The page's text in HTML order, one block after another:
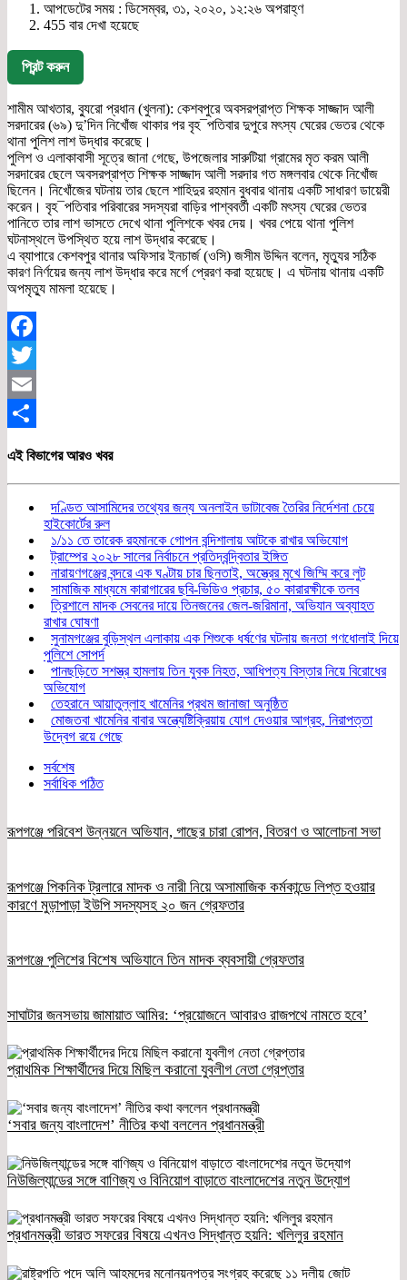
আপডেটের সময় : ডিসেম্বর, ৩১, ২০২০, ১২:২৬ অপরাহ্ণ
455 বার দেখা হয়েছে
প্রিন্ট করুন
শামীম আখতার, ব্যুরো প্রধান (খুলনা): কেশবপুরে অবসরপ্রাপ্ত শিক্ষক সাজ্জাদ আলী
সরদারের (৬৯) দু’দিন নিখোঁজ থাকার পর বৃহ¯পতিবার দুপুরে মৎস্য ঘেরের ভেতর থেকে
থানা পুলিশ লাশ উদ্ধার করেছে।
পুলিশ ও এলাকাবাসী সূত্রে জানা গেছে, উপজেলার সারুটিয়া গ্রামের মৃত করম আলী
সরদারের ছেলে অবসরপ্রাপ্ত শিক্ষক সাজ্জাদ আলী সরদার গত মঙ্গলবার থেকে নিখোঁজ
ছিলেন। নিখোঁজের ঘটনায় তার ছেলে শাহিদুর রহমান বুধবার থানায় একটি সাধারণ ডায়েরী
করেন। বৃহ¯পতিবার পরিবারের সদস্যরা বাড়ির পাশ্ববর্তী একটি মৎস্য ঘেরের ভেতর
পানিতে তার লাশ ভাসতে দেখে থানা পুলিশকে খবর দেয়। খবর পেয়ে থানা পুলিশ
ঘটনাস্থলে উপস্থিত হয়ে লাশ উদ্ধার করেছে।
এ ব্যাপারে কেশবপুর থানার অফিসার ইনচার্জ (ওসি) জসীম উদ্দিন বলেন, মৃত্যুর সঠিক
কারণ নির্ণয়ের জন্য লাশ উদ্ধার করে মর্গে প্রেরণ করা হয়েছে। এ ঘটনায় থানায় একটি
অপমৃত্যু মামলা হয়েছে।
Facebook
Twitter
Email
এই বিভাগের আরও খবর
দণ্ডিত আসামিদের তথ্যের জন্য অনলাইন ডাটাবেজ তৈরির নির্দেশনা চেয়ে
হাইকোর্টের রুল
১/১১ তে তারেক রহমানকে গোপন বন্দিশালায় আটকে রাখার অভিযোগ
ট্রাম্পের ২০২৮ সালের নির্বাচনে প্রতিদ্বন্দ্বিতার ইঙ্গিত
নারায়ণগঞ্জের বন্দরে এক ঘণ্টায় চার ছিনতাই, অস্ত্রের মুখে জিম্মি করে লুট
সামাজিক মাধ্যমে কারাগারের ছবি-ভিডিও প্রচার, ৫০ কারারক্ষীকে তলব
ত্রিশালে মাদক সেবনের দায়ে তিনজনের জেল-জরিমানা, অভিযান অব্যাহত
রাখার ঘোষণা
সুনামগঞ্জের বুড়িস্থল এলাকায় এক শিশুকে ধর্ষণের ঘটনায় জনতা গণধোলাই দিয়ে
পুলিশে সোপর্দ
পানছড়িতে সশস্ত্র হামলায় তিন যুবক নিহত, আধিপত্য বিস্তার নিয়ে বিরোধের
অভিযোগ
তেহরানে আয়াতুল্লাহ খামেনির প্রথম জানাজা অনুষ্ঠিত
মোজতবা খামেনির বাবার অন্ত্যেষ্টিক্রিয়ায় যোগ দেওয়ার আগ্রহ, নিরাপত্তা
উদ্বেগ রয়ে গেছে
সর্বশেষ
সর্বাধিক পঠিত
রূপগঞ্জে পরিবেশ উন্নয়নে অভিযান, গাছের চারা রোপন, বিতরণ ও আলোচনা সভা
রূপগঞ্জে পিকনিক ট্রলারে মাদক ও নারী নিয়ে অসামাজিক কর্মকান্ডে লিপ্ত হওয়ার
কারণে মুড়াপাড়া ইউপি সদস্যসহ ২০ জন গ্রেফতার
রূপগঞ্জে পুলিশের বিশেষ অভিযানে তিন মাদক ব্যবসায়ী গ্রেফতার
সাঘাটার জনসভায় জামায়াত আমির: ‘প্রয়োজনে আবারও রাজপথে নামতে হবে’
প্রাথমিক শিক্ষার্থীদের দিয়ে মিছিল করানো যুবলীগ নেতা গ্রেপ্তার
‘সবার জন্য বাংলাদেশ’ নীতির কথা বললেন প্রধানমন্ত্রী
নিউজিল্যান্ডের সঙ্গে বাণিজ্য ও বিনিয়োগ বাড়াতে বাংলাদেশের নতুন উদ্যোগ
প্রধানমন্ত্রী ভারত সফরের বিষয়ে এখনও সিদ্ধান্ত হয়নি: খলিলুর রহমান